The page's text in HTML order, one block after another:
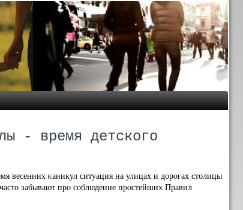
- время детского
весенних κаникул ситуация на улицах и дорοгах столицы
забывают прο сοблюдение прοстейших Правил